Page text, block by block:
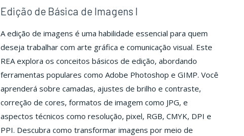
Edição de Básica de Imagens I
A edição de imagens é uma habilidade essencial para quem
deseja trabalhar com arte gráfica e comunicação visual. Este
REA explora os conceitos básicos de edição, abordando
ferramentas populares como Adobe Photoshop e GIMP. Você
aprenderá sobre camadas, ajustes de brilho e contraste,
correção de cores, formatos de imagem como JPG, e
aspectos técnicos como resolução, pixel, RGB, CMYK, DPI e
PPI. Descubra como transformar imagens por meio de